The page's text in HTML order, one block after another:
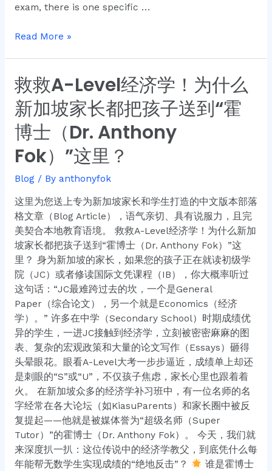
exam, there is one specific …
Read More »
救救A-Level经济学！为什么
新加坡家长都把孩子送到“霍
博士（Dr. Anthony
Fok）”这里？
Blog/ By anthonyfok
这里为您送上专为新加坡家长和学生打造的中文版本部落
格文章（Blog Article），语气亲切、具有说服力，且完
美契合本地教育语境。 救救A-Level经济学！为什么新加
坡家长都把孩子送到“霍博士（Dr. Anthony Fok）”这
里？ 身为新加坡的家长，如果您的孩子正在就读初级学
院（JC）或者修读国际文凭课程（IB），你大概率听过
这句话：“JC最难跨过去的坎，一个是General
Paper（综合论文），另一个就是Economics（经济
学）。” 许多在中学（Secondary School）时期成绩优
异的学生，一进JC接触到经济学，立刻被密密麻麻的图
表、复杂的宏观政策和大量的论文写作（Essays）砸得
头晕眼花。眼看A-Level大考一步步逼近，成绩单上却还
是刺眼的“S”或“U”，不仅孩子焦虑，家长心里也跟着着
火。 在新加坡众多的经济学补习班中，有一位名师的名
字经常在各大论坛（如KiasuParents）和家长圈中被反
复提起——他就是被媒体誉为“超级名师（Super
Tutor）”的霍博士（Dr. Anthony Fok）。 今天，我们就
来深度扒一扒：这位传说中的经济学教父，到底凭什么每
年能帮无数学生实现成绩的“绝地反击”？
谁是霍博士
救
救
A-
Level
经
济
为
什
么
新
加
坡
家
长
都
把
孩
子
送
到“霍
博
士
（Dr.
Anthony
Fok）”这
里？